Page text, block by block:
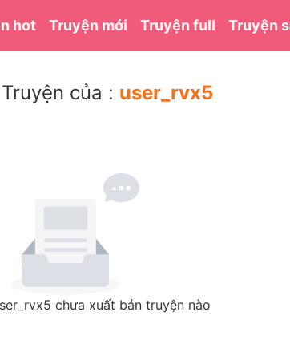
hot Truyện mới Truyện full Truyện
Truyện của : user_rvx5
chưa xuất bản truyện nào